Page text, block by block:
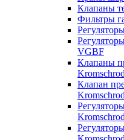
Клапаны
Фильтры
VGBF
Клапаны
Клапан